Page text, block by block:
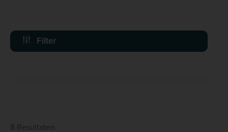
Filter
8 Resultaten